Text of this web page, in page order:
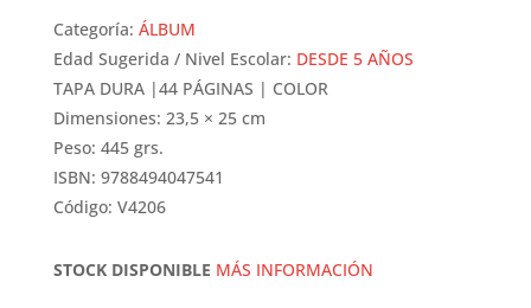
Categoría: ÁLBUM
Edad Sugerida / Nivel Escolar: DESDE 5 AÑOS
TAPA DURA |44 PÁGINAS | COLOR
Dimensiones: 23,5 × 25 cm
Peso: 445 grs.
ISBN: 9788494047541
Código: V4206
STOCK DISPONIBLE MÁS INFORMACIÓN